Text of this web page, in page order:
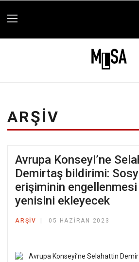
ARŞIV
Avrupa Konseyi’ne
Demirtaş bildirimi:
erişiminin
yenisini ekleyecek
ARŞIV 05 HAZIRAN 2023